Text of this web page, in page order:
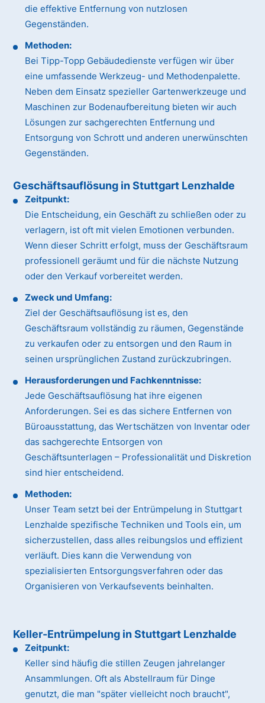
die effektive Entfernung von nutzlosen
Gegenständen.
Methoden:
Bei Tipp-Topp Gebäudedienste verfügen wir über
eine umfassende Werkzeug- und Methodenpalette.
Neben dem Einsatz spezieller Gartenwerkzeuge und
Maschinen zur Bodenaufbereitung bieten wir auch
Lösungen zur sachgerechten Entfernung und
Entsorgung von Schrott und anderen unerwünschten
Gegenständen.
Geschäftsauflösung in Stuttgart Lenzhalde
Zeitpunkt:
Die Entscheidung, ein Geschäft zu schließen oder zu
verlagern, ist oft mit vielen Emotionen verbunden.
Wenn dieser Schritt erfolgt, muss der Geschäftsraum
professionell geräumt und für die nächste Nutzung
oder den Verkauf vorbereitet werden.
Zweck und Umfang:
Ziel der Geschäftsauflösung ist es, den
Geschäftsraum vollständig zu räumen, Gegenstände
zu verkaufen oder zu entsorgen und den Raum in
seinen ursprünglichen Zustand zurückzubringen.
Herausforderungen und Fachkenntnisse:
Jede Geschäftsauflösung hat ihre eigenen
Anforderungen. Sei es das sichere Entfernen von
Büroausstattung, das Wertschätzen von Inventar oder
das sachgerechte Entsorgen von
Geschäftsunterlagen – Professionalität und Diskretion
sind hier entscheidend.
Methoden:
Unser Team setzt bei der Entrümpelung in Stuttgart
Lenzhalde spezifische Techniken und Tools ein, um
sicherzustellen, dass alles reibungslos und effizient
verläuft. Dies kann die Verwendung von
spezialisierten Entsorgungsverfahren oder das
Organisieren von Verkaufsevents beinhalten.
Keller-Entrümpelung in Stuttgart Lenzhalde
Zeitpunkt:
Keller sind häufig die stillen Zeugen jahrelanger
Ansammlungen. Oft als Abstellraum für Dinge
genutzt, die man "später vielleicht noch braucht",